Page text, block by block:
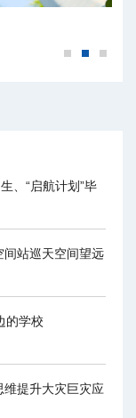
、“启航计划”毕
间站巡天空间望远
的学校
提升大灾巨灾应